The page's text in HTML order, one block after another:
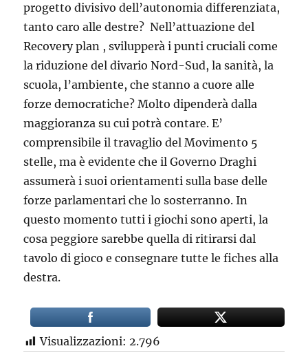
progetto divisivo dell’autonomia differenziata,
tanto caro alle destre? Nell’attuazione del
Recovery plan , svilupperà i punti cruciali come
la riduzione del divario Nord-Sud, la sanità, la
scuola, l’ambiente, che stanno a cuore alle
forze democratiche? Molto dipenderà dalla
maggioranza su cui potrà contare. E’
comprensibile il travaglio del Movimento 5
stelle, ma è evidente che il Governo Draghi
assumerà i suoi orientamenti sulla base delle
forze parlamentari che lo sosterranno. In
questo momento tutti i giochi sono aperti, la
cosa peggiore sarebbe quella di ritirarsi dal
tavolo di gioco e consegnare tutte le fiches alla
destra.
Visualizzazioni: 2.796